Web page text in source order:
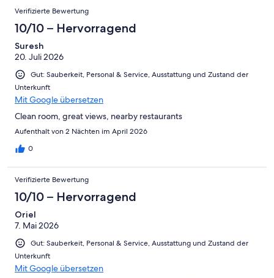
Verifizierte Bewertung
10/10 – Hervorragend
Suresh
20. Juli 2026
Gut: Sauberkeit, Personal & Service, Ausstattung und Zustand der
Unterkunft
Mit Google übersetzen
Clean room, great views, nearby restaurants
Aufenthalt von 2 Nächten im April 2026
0
Verifizierte Bewertung
10/10 – Hervorragend
Oriel
7. Mai 2026
Gut: Sauberkeit, Personal & Service, Ausstattung und Zustand der
Unterkunft
Mit Google übersetzen